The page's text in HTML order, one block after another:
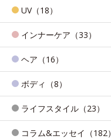
UV（18）
インナーケア（33）
ヘア（16）
ボディ（8）
ライフスタイル（23）
コラム&エッセイ（182）